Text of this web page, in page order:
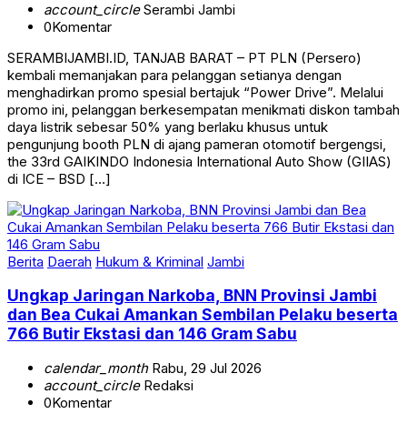
account_circleSerambi Jambi
0Komentar
SERAMBIJAMBI.ID, TANJAB BARAT – PT PLN (Persero)
kembali memanjakan para pelanggan setianya dengan
menghadirkan promo spesial bertajuk “Power Drive”. Melalui
promo ini, pelanggan berkesempatan menikmati diskon tambah
daya listrik sebesar 50% yang berlaku khusus untuk
pengunjung booth PLN di ajang pameran otomotif bergengsi,
the 33rd GAIKINDO Indonesia International Auto Show (GIIAS)
di ICE – BSD […]
Berita Daerah Hukum & Kriminal Jambi
Ungkap Jaringan Narkoba, BNN Provinsi Jambi
dan Bea Cukai Amankan Sembilan Pelaku beserta
766 Butir Ekstasi dan 146 Gram Sabu
calendar_monthRabu, 29 Jul 2026
account_circleRedaksi
0Komentar